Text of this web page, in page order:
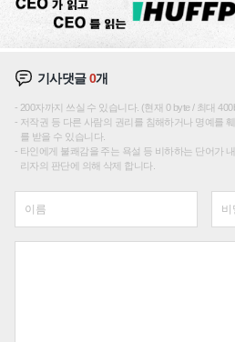
기사댓글0개
200자까지 쓰실 수 있습니다. (현재 0 byte / 최대
저작권 등 다른 사람의 권리를 침해하거나 명예를
를 받을 수 있습니다.
타인에게 불쾌감을 주는 욕설 등 비하하는 단어가
리자의 판단에 의해 삭제 합니다.